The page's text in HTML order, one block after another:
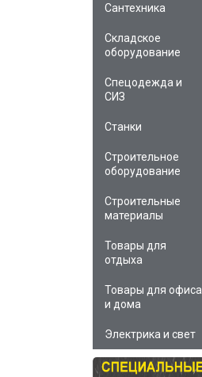
Сантехника
Складское
оборудование
Спецодежда и
СИЗ
Станки
Строительное
оборудование
Строительные
материалы
Товары для
отдыха
Товары для офиса
и дома
Электрика и свет